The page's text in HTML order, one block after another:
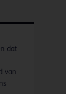
dat
van